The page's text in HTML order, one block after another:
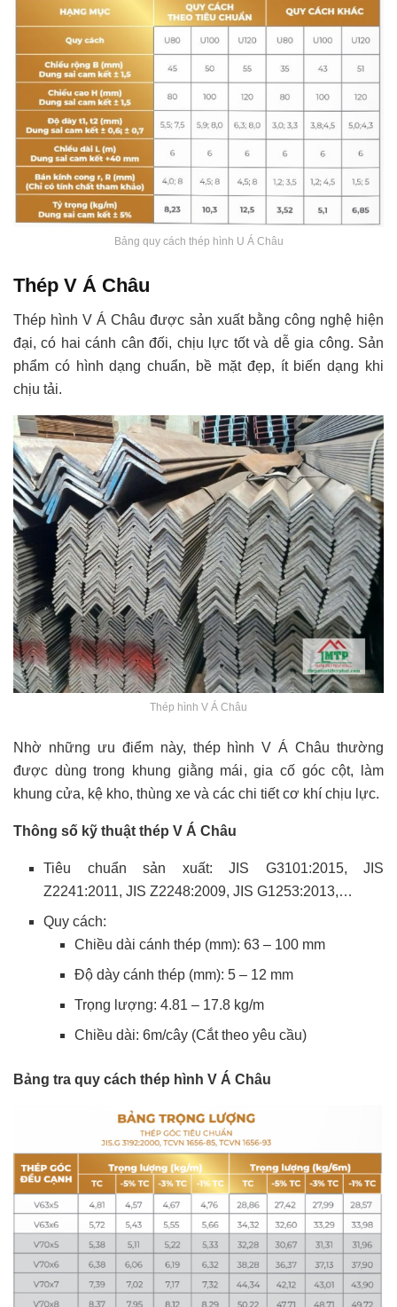
Bảng quy cách thép hình U Á Châu
Thép V Á Châu
Thép hình V Á Châu được sản xuất bằng công nghệ hiện
đại, có hai cánh cân đối, chịu lực tốt và dễ gia công. Sản
phẩm có hình dạng chuẩn, bề mặt đẹp, ít biến dạng khi
chịu tải.
Thép hình V Á Châu
Nhờ những ưu điểm này, thép hình V Á Châu thường
được dùng trong khung giằng mái, gia cố góc cột, làm
khung cửa, kệ kho, thùng xe và các chi tiết cơ khí chịu lực.
Thông số kỹ thuật thép V Á Châu
Tiêu chuẩn sản xuất: JIS G3101:2015, JIS
Z2241:2011, JIS Z2248:2009, JIS G1253:2013,…
Quy cách:
Chiều dài cánh thép (mm): 63 – 100 mm
Độ dày cánh thép (mm): 5 – 12 mm
Trọng lượng: 4.81 – 17.8 kg/m
Chiều dài: 6m/cây (Cắt theo yêu cầu)
Bảng tra quy cách thép hình V Á Châu